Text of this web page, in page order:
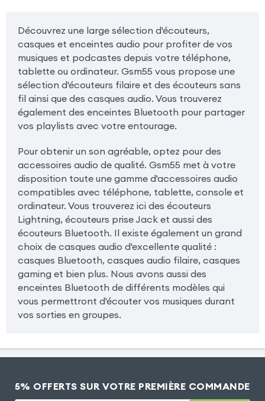
Découvrez une large sélection d'écouteurs,
casques et enceintes audio pour profiter de vos
musiques et podcastes depuis votre téléphone,
tablette ou ordinateur. Gsm55 vous propose une
sélection d'écouteurs filaire et des écouteurs sans
fil ainsi que des casques audio. Vous trouverez
également des enceintes Bluetooth pour partager
vos playlists avec votre entourage.
Pour obtenir un son agréable, optez pour des
accessoires audio de qualité. Gsm55 met à votre
disposition toute une gamme d'accessoires audio
compatibles avec téléphone, tablette, console et
ordinateur. Vous trouverez ici des écouteurs
Lightning, écouteurs prise Jack et aussi des
écouteurs Bluetooth. Il existe également un grand
choix de casques audio d'excellente qualité :
casques Bluetooth, casques audio filaire, casques
gaming et bien plus. Nous avons aussi des
enceintes Bluetooth de différents modèles qui
vous permettront d'écouter vos musiques durant
vos sorties en groupes.
5% OFFERTS SUR VOTRE PREMIÈRE COMMANDE